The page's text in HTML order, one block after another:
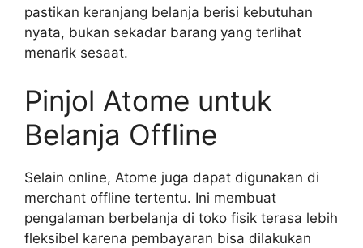
pastikan keranjang belanja berisi kebutuhan
nyata, bukan sekadar barang yang terlihat
menarik sesaat.
Pinjol Atome untuk
Belanja Offline
Selain online, Atome juga dapat digunakan di
merchant offline tertentu. Ini membuat
pengalaman berbelanja di toko fisik terasa lebih
fleksibel karena pembayaran bisa dilakukan